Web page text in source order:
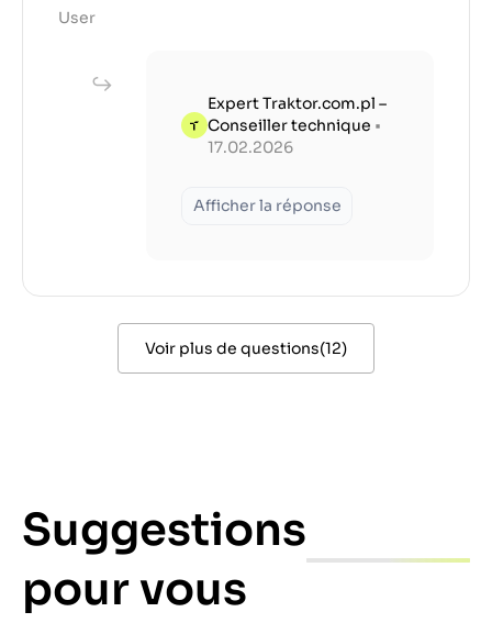
User
Expert Traktor.com.pl –
Conseiller technique •
17.02.2026
Afficher la réponse
Voir plus de questions(12)
Suggestions
pour vous